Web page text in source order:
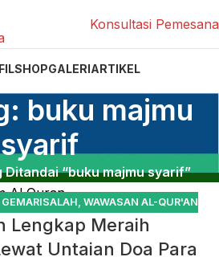
Konsultasi
SHOPGALERIARTIKEL
buku majmu
syarif
Ditandai “buku majmu syarif”
, WAWASAN AL-QUR'AN
Lengkap Meraih
Untaian Doa Para